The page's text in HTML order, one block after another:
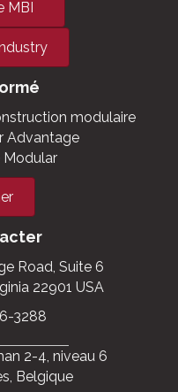
industrielles et
l'expansion de la
MBI
modulaire
Advantage
Modular